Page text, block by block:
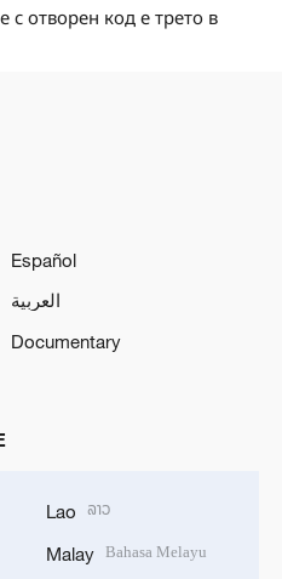
отворен код е трето в
Español
العربية
Documentary
Lao ລາວ
Malay Bahasa Melayu